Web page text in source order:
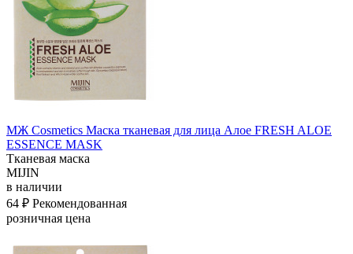
МЖ Cosmetics Маска тканевая для лица Алое FRESH ALOE
ESSENCE MASK
Тканевая маска
MIJIN
в наличии
64 ₽ Рекомендованная
розничная цена